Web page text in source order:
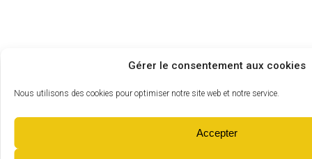
Gérer le consentement aux cookies
Nous utilisons des cookies pour optimiser notre site web et notre service.
Accepter